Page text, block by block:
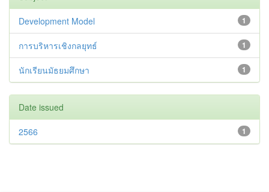
1
Development Model
1
การบริหารเชิงกลยุทธ์
1
นักเรียนมัธยมศึกษา
Date issued
1
2566